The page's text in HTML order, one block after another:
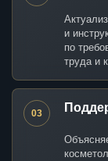
и
по
труда и
03